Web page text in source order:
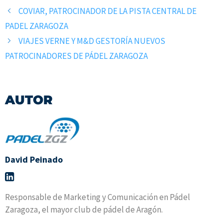
COVIAR, PATROCINADOR DE LA PISTA CENTRAL DE
PADEL ZARAGOZA
VIAJES VERNE Y M&D GESTORÍA NUEVOS
PATROCINADORES DE PÁDEL ZARAGOZA
AUTOR
David Peinado
Responsable de Marketing y Comunicación en Pádel
Zaragoza, el mayor club de pádel de Aragón.